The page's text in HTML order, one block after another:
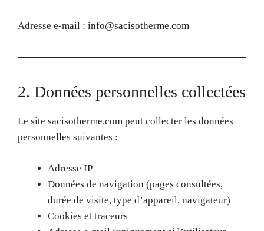
Adresse e-mail : info@sacisotherme.com
2. Données personnelles collectées
Le site sacisotherme.com peut collecter les données
personnelles suivantes :
Adresse IP
Données de navigation (pages consultées,
durée de visite, type d’appareil, navigateur)
Cookies et traceurs